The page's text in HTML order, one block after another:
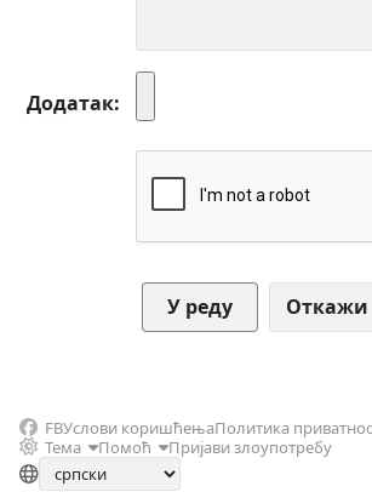
Додатак
Откажи
FBУслови коришћењаПолитика
Тема
Помоћ Пријави злоупотребу